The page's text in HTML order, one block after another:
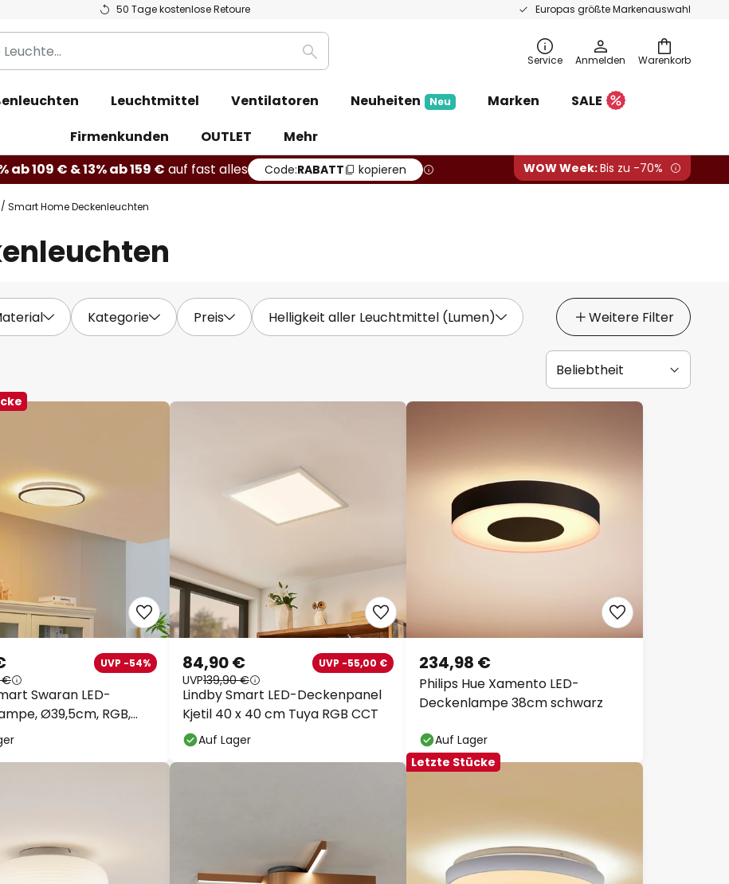
50 Tage kostenlose Retoure Europas größte Markenauswahl
Warenkorb
Suche Service Anmelden
Leuchtmittel Ventilatoren Neuheiten Neu Marken
SALE
Firmenkunden
OUTLET
Mehr
ab 109 € & 13% ab 159 € auf fast alles Code:RABATT kopieren WOW Week:Bis zu -70%
Smart Home Deckenleuchten
Kategorie Preis Helligkeit aller Leuchtmittel (Lumen) Weitere Filter
Swaran LED-
Ø39,5cm, RGB,
UVP -54%
€
Lindby Smart LED-Deckenpanel
Kjetil 40 x 40 cm Tuya RGB CCT
84,90 € UVP -55,00 €
UVP139,90 €
Auf Lager
Philips Hue Xamento LED-
Deckenlampe 38cm schwarz
234,98 €
Auf Lager
Letzte Stücke